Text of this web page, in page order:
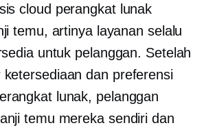
cloud perangkat lunak
temu, artinya layanan selalu
untuk pelanggan. Setelah
dan preferensi
lunak, pelanggan
temu mereka sendiri dan